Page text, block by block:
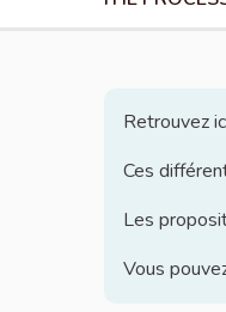
Retrouvez
Ces
Les
Vous